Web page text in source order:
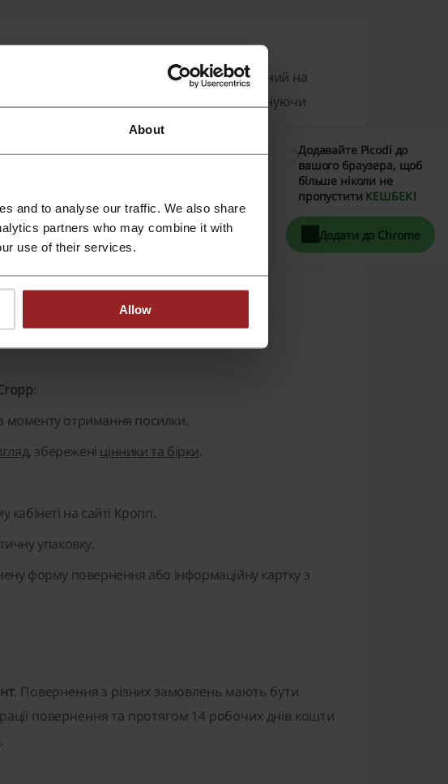
About
and to analyse our traffic. We also share
partners who may combine it with
use of their services.
Allow
молодіжного одягу, який орієнтований на
регулярно оновлює свої колекції, пропонуючи
з іншими брендами.
:
моменту отримання посилки.
, збережені цінники та бірки.
на сайті Кропп.
упаковку.
форму повернення або інформаційну картку з
. Повернення з різних замовлень мають бути
повернення та протягом 14 робочих днів кошти
Додавайте Picodi до
вашого браузера, щоб
більше ніколи не
пропустити КЕШБЕК!
Додати до Chrome